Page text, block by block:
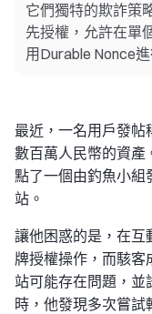
它們獨特的欺詐策
先授權，允許在單
用Durable Nonce進
最近，一名用戶發帖
數百萬人民幣的資產
點了一個由釣魚小組
站。
讓他困惑的是，在互
牌授權操作，而駭客
站可能存在問題，並
時，他發現多次嘗試